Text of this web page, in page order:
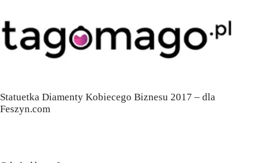
Statuetka Diamenty Kobiecego Biznesu 2017 – dla
Feszyn.com